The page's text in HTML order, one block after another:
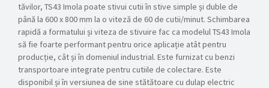
tăvilor, TS43 Imola poate stivui cutii în stive simple și duble de
până la 600 x 800 mm la o viteză de 60 de cutii/minut. Schimbarea
rapidă a formatului și viteza de stivuire fac ca modelul TS43 Imola
să fie foarte performant pentru orice aplicație atât pentru
producție, cât și în domeniul industrial. Este furnizat cu benzi
transportoare integrate pentru cutiile de colectare. Este
disponibil și în versiunea de sine stătătoare cu dulap electric